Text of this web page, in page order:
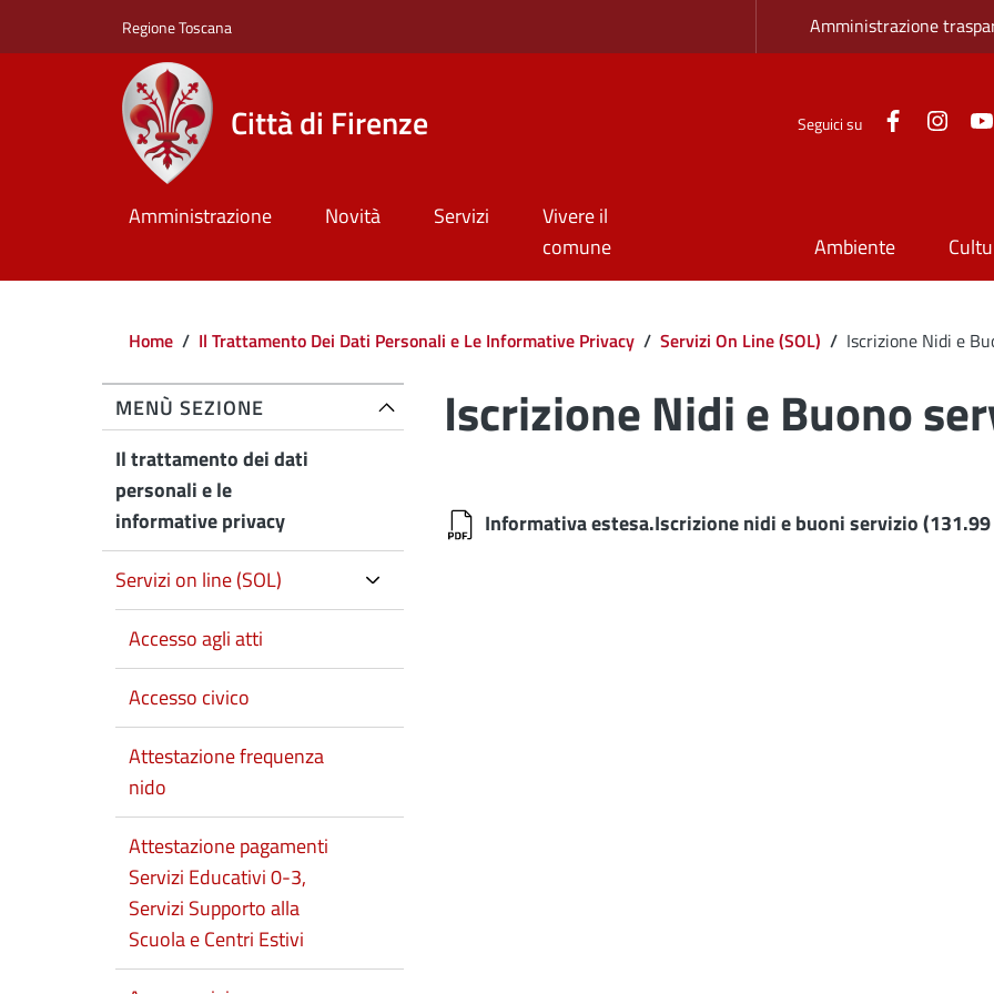
Regione Toscana Zona
Amministrazione
Città di Firenze Seguici su Facebook
Amministrazione Novità Servizi
Vivere il
comune
Ambiente
Briciole di pane
Home / Il Trattamento Dei Dati Personali e Le Informative Privacy / Servizi On Line (SOL) / Iscrizione Nidi e
MENÙ SEZIONE
Il trattamento dei dati
personali e le
informative privacy
Servizi on line (SOL)
Accesso agli atti
Accesso civico
Attestazione frequenza
nido
Attestazione pagamenti
Servizi Educativi 0-3,
Servizi Supporto alla
Scuola e Centri Estivi
Iscrizione Nidi e Buono
Informativa estesa.Iscrizione nidi e buoni servizio